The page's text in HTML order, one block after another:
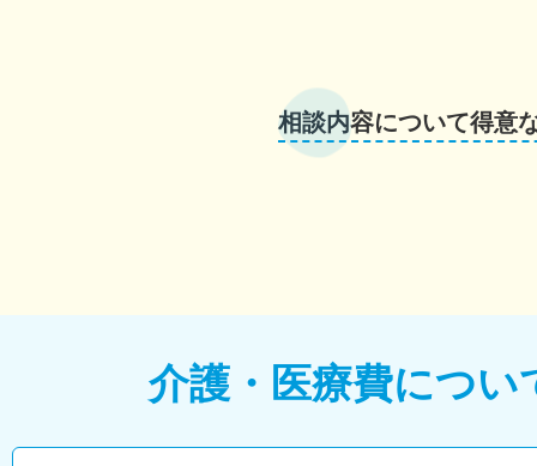
相談内容について得意
介護・医療費につい